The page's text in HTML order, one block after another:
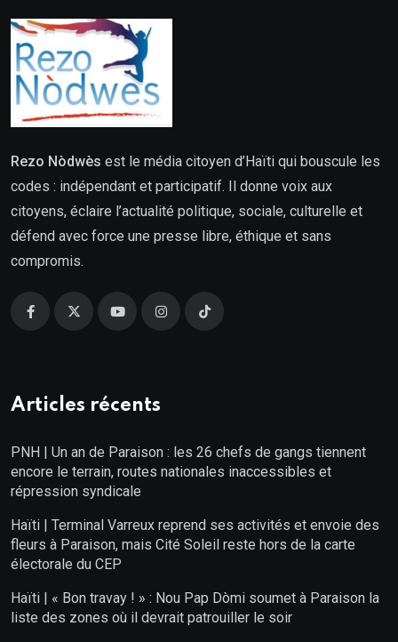
Rezo Nòdwès est le média citoyen d’Haïti qui bouscule les
codes : indépendant et participatif. Il donne voix aux
citoyens, éclaire l’actualité politique, sociale, culturelle et
défend avec force une presse libre, éthique et sans
compromis.
Articles récents
PNH | Un an de Paraison : les 26 chefs de gangs tiennent
encore le terrain, routes nationales inaccessibles et
répression syndicale
Haïti | Terminal Varreux reprend ses activités et envoie des
fleurs à Paraison, mais Cité Soleil reste hors de la carte
électorale du CEP
Haïti | « Bon travay ! » : Nou Pap Dòmi soumet à Paraison la
liste des zones où il devrait patrouiller le soir